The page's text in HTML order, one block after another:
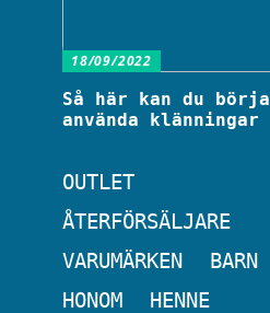
18/09/2022
Så här kan du börja
använda klänningar
OUTLET
ÅTERFÖRSÄLJARE
VARUMÄRKEN
BARN
HONOM
HENNE